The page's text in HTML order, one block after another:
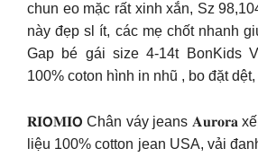
chun eo mặc rất xinh xắn, Sz
này đẹp sl ít, các mẹ chốt nhanh
Gap bé gái size 4-14t BonKids
100% coton hình in nhũ , bo đặt dệt,
𝐑𝐈𝗢𝐌𝐈𝗢 Chân váy jeans 𝐀𝐮𝐫𝐨𝐫𝐚
liệu 100% cotton jean USA, vải